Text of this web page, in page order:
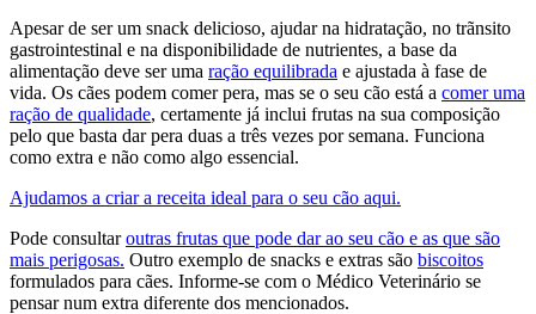
Apesar de ser um snack delicioso, ajudar na hidratação, no trãnsito
gastrointestinal e na disponibilidade de nutrientes, a base da
alimentação deve ser uma ração equilibrada e ajustada à fase de
vida. Os cães podem comer pera, mas se o seu cão está a comer uma
ração de qualidade, certamente já inclui frutas na sua composição
pelo que basta dar pera duas a três vezes por semana. Funciona
como extra e não como algo essencial.
Ajudamos a criar a receita ideal para o seu cão aqui.
Pode consultaroutras frutas que pode dar ao seu cão e as que são
mais perigosas. Outro exemplo de snacks e extras são biscoitos
formulados para cães. Informe-se com o Médico Veterinário se
pensar num extra diferente dos mencionados.